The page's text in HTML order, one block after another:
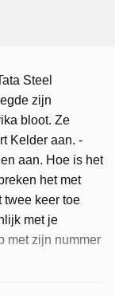
Steel
zijn
bloot. Ze
Kelder aan. -
aan. Hoe is het
het met
twee keer toe
met je
met zijn nummer